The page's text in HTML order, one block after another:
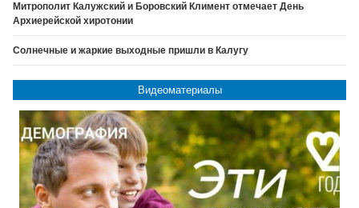
Митрополит Калужский и Боровский Климент отмечает День
Архиерейской хиротонии
Солнечные и жаркие выходные пришли в Калугу
Видеоматериалы